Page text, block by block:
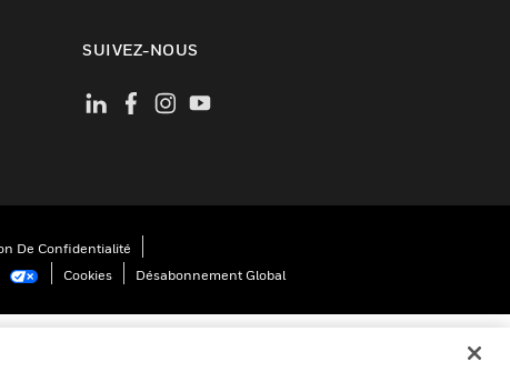
SUIVEZ-NOUS
De Confidentialité
Cookies Désabonnement Global